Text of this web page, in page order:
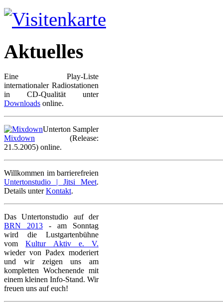
Aktuelles
Eine Play-Liste
internationaler Radiostationen
in CD-Qualität unter
Downloads online.
Unterton Sampler
Mixdown (Release:
21.5.2005) online.
Willkommen im barrierefreien
Untertonstudio | Jitsi Meet.
Details unterKontakt.
Das Untertonstudio auf der
BRN 2013 - am Sonntag
wird die Lustgartenbühne
vomKultur Aktiv e. V.
wieder von Padex moderiert
und wir zeigen uns am
kompletten Wochenende mit
einem kleinen Info-Stand. Wir
freuen uns auf euch!